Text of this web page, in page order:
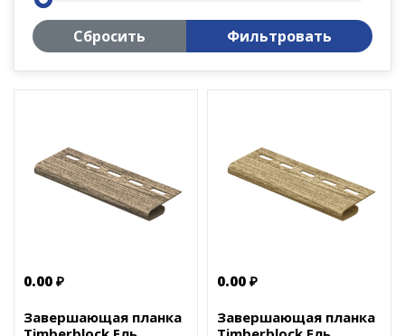
Сбросить Фильтровать
0.00 ₽
Завершающая планка
0.00 ₽
Завершающая планка